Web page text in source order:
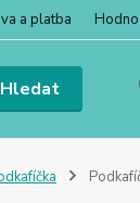
a platba
Hledat